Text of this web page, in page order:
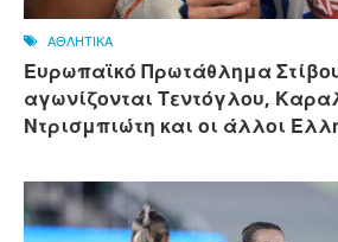
ΑΘΛΗΤΙΚΑ
Ευρωπαϊκό Πρωτάθλημα
αγωνίζονται Τεντόγλου,
Ντρισμπιώτη και οι άλλοι